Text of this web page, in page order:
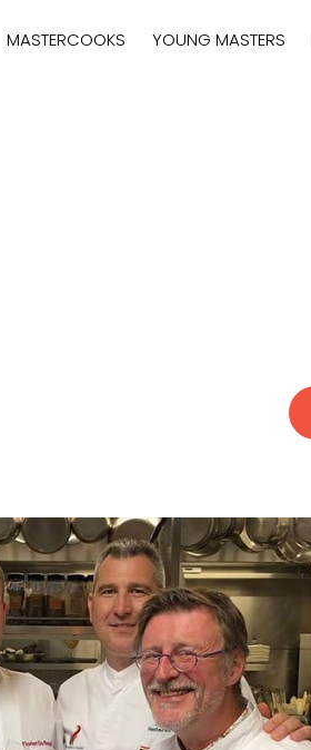
MASTERCOOKS YOUNG MASTERS